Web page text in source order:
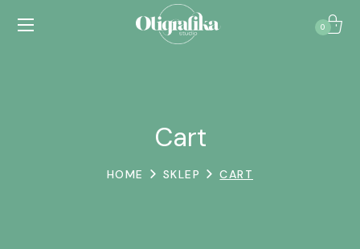
0
Cart
HOME SKLEP CART